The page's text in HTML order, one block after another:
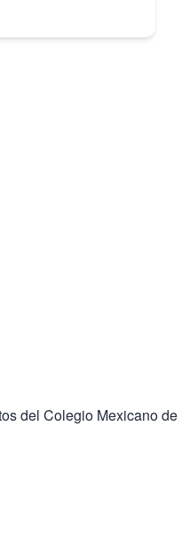
del Colegio Mexicano de